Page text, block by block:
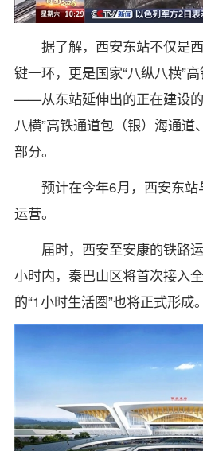
据了解，西安东站不仅是
键一环，更是国家“八纵八横”
——从东站延伸出的正在建设
八横”高铁通道包（银）海通
部分。
预计在今年6月，西安东
运营。
届时，西安至安康的铁路
小时内，秦巴山区将首次接入
的“1小时生活圈”也将正式形成。